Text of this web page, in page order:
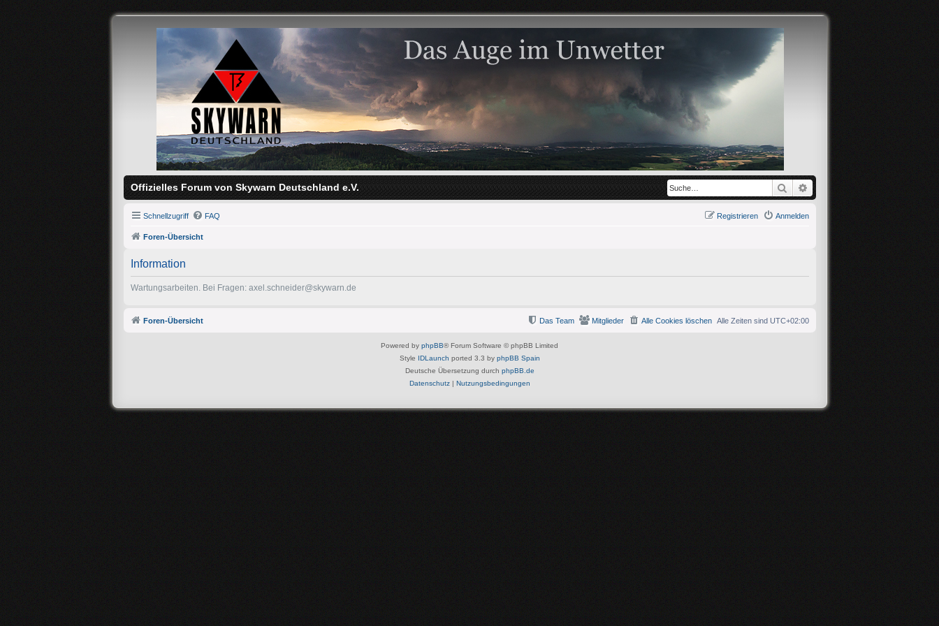
Offizielles Forum von Skywarn Deutschland e.V. Suche
Schnellzugriff FAQ Anmelden
Registrieren
Foren-Übersicht
Information
Wartungsarbeiten. Bei Fragen: axel.schneider@skywarn.de
Foren-Übersicht Alle Zeiten sind UTC+02:00
Alle Cookies löschen
Mitglieder
Das Team
Powered by phpBB® Forum Software © phpBB Limited
Style IDLaunch ported 3.3 by phpBB Spain
Deutsche Übersetzung durch phpBB.de
Datenschutz| Nutzungsbedingungen